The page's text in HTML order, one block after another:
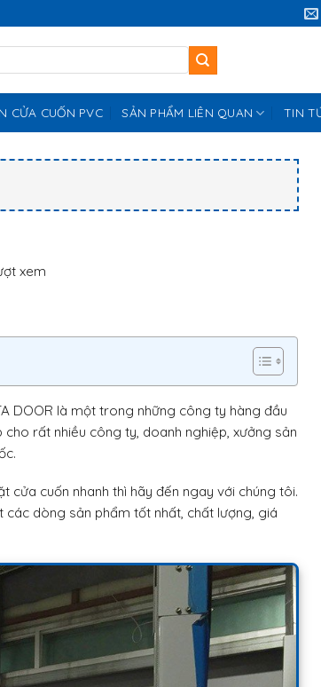
CỬA CUỐN PVC SẢN PHẨM LIÊN QUAN TIN
xem
DOOR là một trong những công ty hàng đầu
rất nhiều công ty, doanh nghiệp, xưởng sản
cửa cuốn nhanh thì hãy đến ngay với chúng tôi.
các dòng sản phẩm tốt nhất, chất lượng, giá